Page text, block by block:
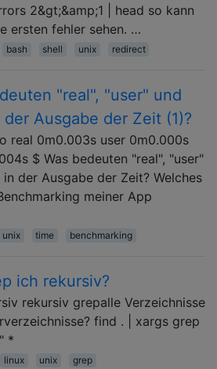
2&gt;&amp;1 | head so kann
ersten fehler sehen. …
bash shell unix redirect
"real", "user" und
Ausgabe der Zeit (1)?
real 0m0.003s user 0m0.000s
$ Was bedeuten "real", "user"
in der Ausgabe der Zeit? Welches
meiner App
unix time benchmarking
ich rekursiv?
rekursiv grepalle Verzeichnisse
find . | xargs grep
*
linux unix grep